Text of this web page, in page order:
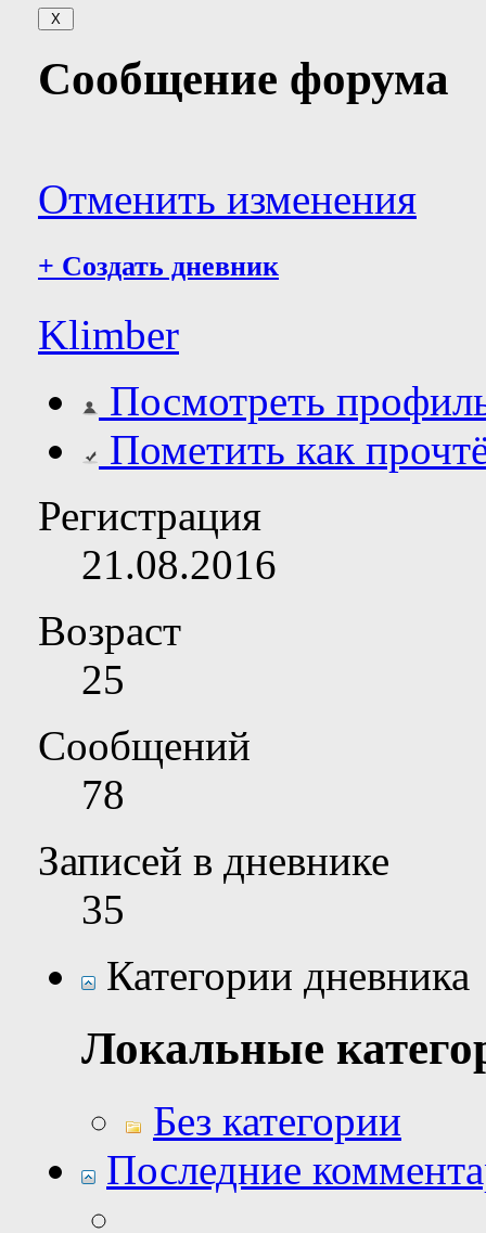
Сообщение форума
Отменить изменения
+ Создать дневник
Klimber
Посмотреть
Пометить как
Регистрация
21.08.2016
Возраст
25
Сообщений
78
Записей в дневнике
35
Категории дневника
Локальные
Без категории
Последние